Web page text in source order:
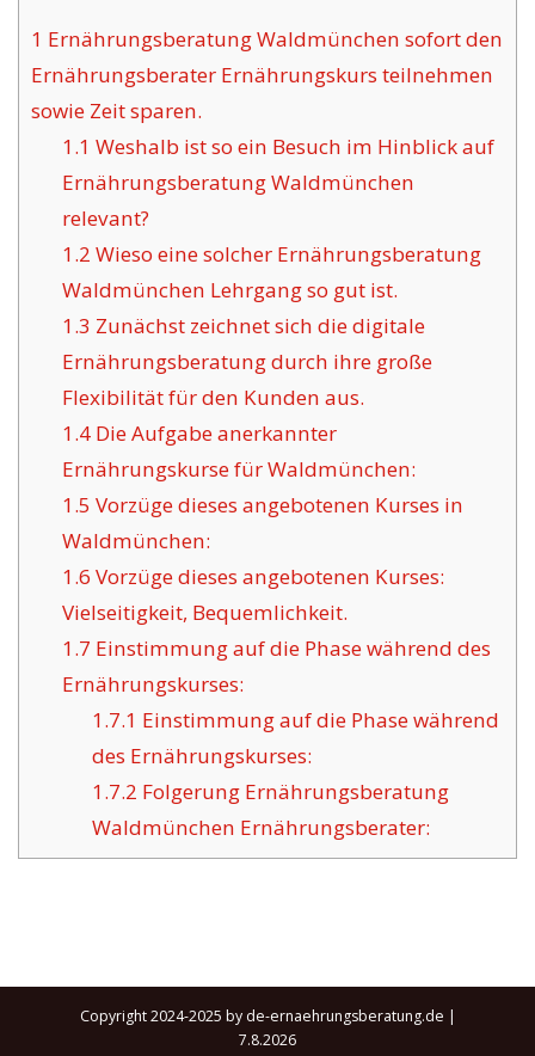
1 Ernährungsberatung Waldmünchen sofort den
Ernährungsberater Ernährungskurs teilnehmen
sowie Zeit sparen.
1.1 Weshalb ist so ein Besuch im Hinblick auf
Ernährungsberatung Waldmünchen
relevant?
1.2 Wieso eine solcher Ernährungsberatung
Waldmünchen Lehrgang so gut ist.
1.3 Zunächst zeichnet sich die digitale
Ernährungsberatung durch ihre große
Flexibilität für den Kunden aus.
1.4Die Aufgabe anerkannter
Ernährungskurse für Waldmünchen:
1.5 Vorzüge dieses angebotenen Kurses in
Waldmünchen:
1.6 Vorzüge dieses angebotenen Kurses:
Vielseitigkeit, Bequemlichkeit.
1.7 Einstimmung auf die Phase während des
Ernährungskurses:
1.7.1 Einstimmung auf die Phase während
des Ernährungskurses:
1.7.2 Folgerung Ernährungsberatung
Waldmünchen Ernährungsberater:
Copyright 2024-2025 by de-ernaehrungsberatung.de |
7.8.2026